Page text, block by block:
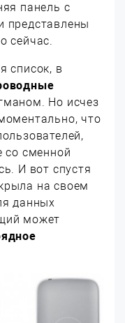
панель с
представлены
сейчас.
список, в
Но исчез
что
со сменной
И вот спустя
на своем
данных
может